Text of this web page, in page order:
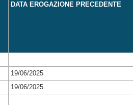
DATA EROGAZIONE PRECEDENTE
19/06/2025
19/06/2025